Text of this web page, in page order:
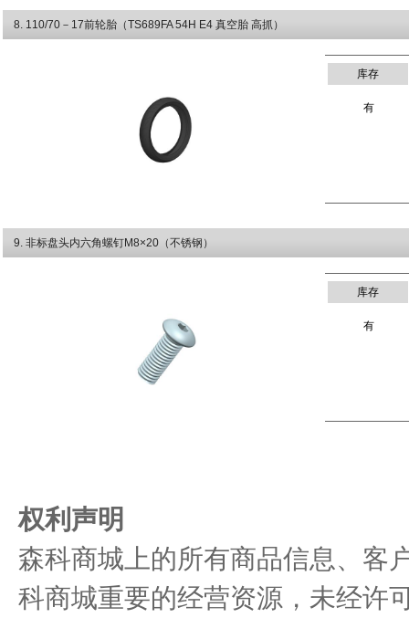
8. 110/70－17前轮胎（TS689FA 54H E4 真空胎 高抓）
库存
有
9. 非标盘头内六角螺钉M8×20（不锈钢）
库存
有
权利声明
森科商城上的所有商品信息、客
科商城重要的经营资源，未经许